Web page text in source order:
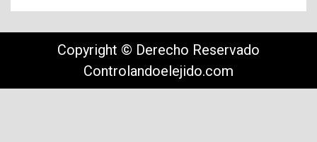
Copyright © Derecho Reservado
Controlandoelejido.com